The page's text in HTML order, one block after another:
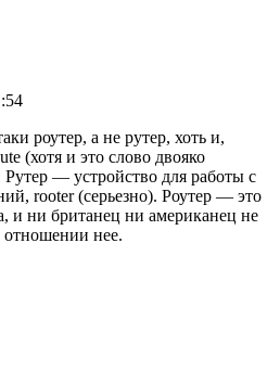
роутер, а не рутер, хоть и,
(хотя и это слово двояко
Рутер — устройство для работы с
rooter (серьезно). Роутер — это
и ни британец ни американец не
отношении нее.